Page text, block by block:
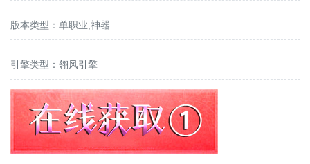
版本类型：单职业,神器
引擎类型：翎风引擎